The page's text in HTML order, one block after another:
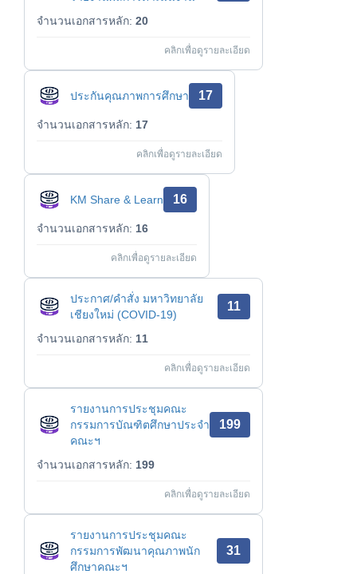
จำนวนเอกสารหลัก: 20
คลิกเพื่อดูรายละเอียด
ประกันคุณภาพการศึกษา 17
จำนวนเอกสารหลัก: 17
คลิกเพื่อดูรายละเอียด
KM Share & Learn 16
จำนวนเอกสารหลัก: 16
คลิกเพื่อดูรายละเอียด
ประกาศ/คำสั่ง มหาวิทยาลัย
เชียงใหม่ (COVID-19)
11
จำนวนเอกสารหลัก: 11
คลิกเพื่อดูรายละเอียด
รายงานการประชุมคณะ
กรรมการบัณฑิตศึกษาประจำ
คณะฯ
199
จำนวนเอกสารหลัก: 199
คลิกเพื่อดูรายละเอียด
รายงานการประชุมคณะ
กรรมการพัฒนาคุณภาพนัก
ศึกษาคณะฯ
31